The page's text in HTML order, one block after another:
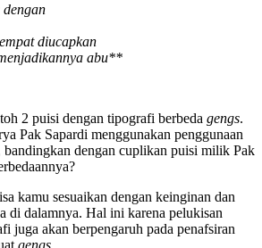
diucapkan
abu**
2 puisi dengan tipografi berbeda gengs.
Pak Sapardi menggunakan penggunaan
dengan cuplikan puisi milik Pak
kamu sesuaikan dengan keinginan dan
di dalamnya. Hal ini karena pelukisan
juga akan berpengaruh pada penafsiran
gengs